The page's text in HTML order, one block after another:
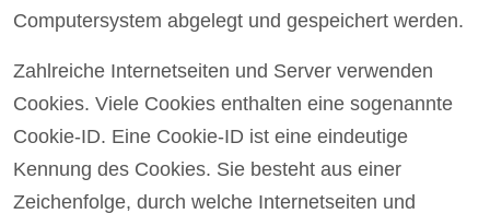
Computersystem abgelegt und gespeichert werden.
Zahlreiche Internetseiten und Server verwenden
Cookies. Viele Cookies enthalten eine sogenannte
Cookie-ID. Eine Cookie-ID ist eine eindeutige
Kennung des Cookies. Sie besteht aus einer
Zeichenfolge, durch welche Internetseiten und